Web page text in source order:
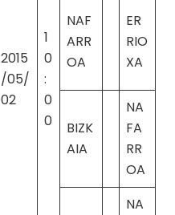
2015
/05/
02
1
0
:
0
0
NAF
ARR
OA
ER
RIO
XA
BIZK
AIA
NA
FA
RR
OA
NA